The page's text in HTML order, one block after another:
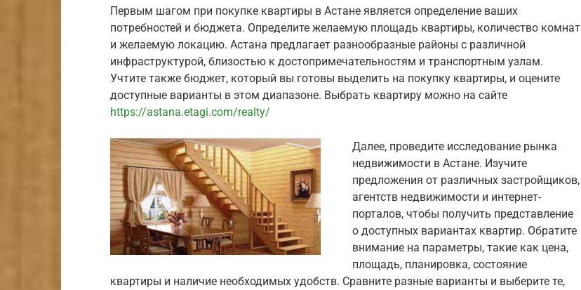
Первым шагом при покупке квартиры в Астане является определение ваших
потребностей и бюджета. Определите желаемую площадь квартиры, количество комнат
и желаемую локацию. Астана предлагает разнообразные районы с различной
инфраструктурой, близостью к достопримечательностям и транспортным узлам.
Учтите также бюджет, который вы готовы выделить на покупку квартиры, и оцените
доступные варианты в этом диапазоне. Выбрать квартиру можно на сайте
https://astana.etagi.com/realty/
Далее, проведите исследование рынка
недвижимости в Астане. Изучите
предложения от различных застройщиков,
агентств недвижимости и интернет-
порталов, чтобы получить представление
о доступных вариантах квартир. Обратите
внимание на параметры, такие как цена,
площадь, планировка, состояние
квартиры и наличие необходимых удобств. Сравните разные варианты и выберите те,